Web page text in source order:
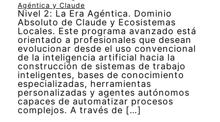
Agéntica y Claude
Nivel 2: La Era Agéntica. Dominio
Absoluto de Claude y Ecosistemas
Locales. Este programa avanzado está
orientado a profesionales que desean
evolucionar desde el uso convencional
de la inteligencia artificial hacia la
construcción de sistemas de trabajo
inteligentes, bases de conocimiento
especializadas, herramientas
personalizadas y agentes autónomos
capaces de automatizar procesos
complejos. A través de […]